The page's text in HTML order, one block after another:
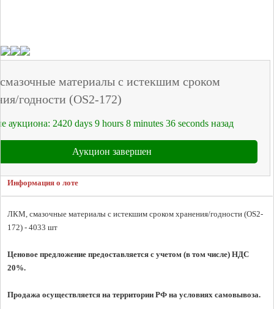
материалы с истекшим сроком
годности (OS2-172)
аукциона: 2420 days 9 hours 8 minutes 36 seconds назад
Аукцион завершен
Информация о лоте
ЛКМ, смазочные материалы с истекшим сроком хранения/годности (OS2-
172) - 4033 шт
Ценовое предложение предоставляется с учетом (в том числе) НДС
20%.
Продажа осуществляется на территории РФ на условиях самовывоза.